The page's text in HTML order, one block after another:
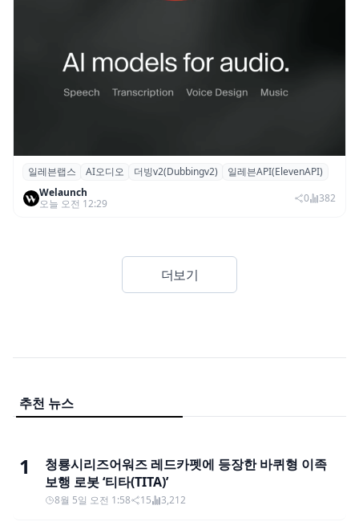
일레븐랩스, 감정·퍼포먼스 재현하는 ‘더빙
v2’ API 공개
일레븐랩스 AI오디오 더빙v2(Dubbingv2)
일레븐API(ElevenAPI)
Welaunch
오늘 오전 12:29
0 382
더보기
추천 뉴스
1
청룡시리즈어워즈 레드카펫에 등장한 바퀴형 이족
보행 로봇 ‘티타(TITA)’
8월 5일 오전 1:58 15 3,212